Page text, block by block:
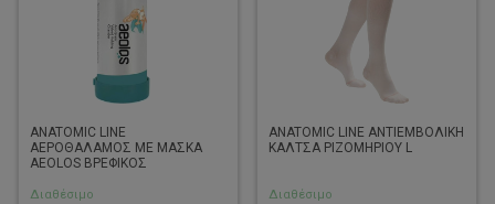
ANATOMIC LINE
ΑΕΡΟΘΑΛΑΜΟΣ ΜΕ ΜΑΣΚΑ
AEOLOS ΒΡΕΦΙΚΟΣ
Διαθέσιμο
ANATOMIC LINE ΑΝΤΙΕΜΒΟΛΙΚΗ
ΚΑΛΤΣΑ ΡΙΖΟΜΗΡΙΟΥ L
Διαθέσιμο